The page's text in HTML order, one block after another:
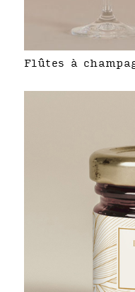
Flûtes à